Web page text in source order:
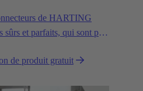
de HARTING
sûrs et parfaits, qui sont par
de produit gratuit